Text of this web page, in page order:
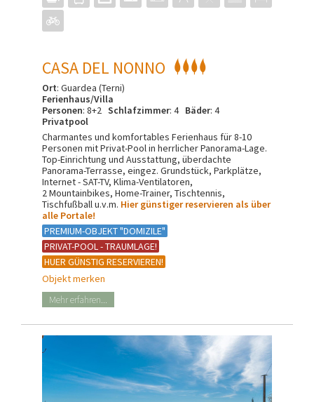
CASA DEL NONNO
Ort: Guardea (Terni)
Ferienhaus/Villa
Personen: 8+2 Schlafzimmer: 4 Bäder: 4
Privatpool
Charmantes und komfortables Ferienhaus für 8-10
Personen mit Privat-Pool in herrlicher Panorama-Lage.
Top-Einrichtung und Ausstattung, überdachte
Panorama-Terrasse, eingez. Grundstück, Parkplätze,
Internet - SAT-TV, Klima-Ventilatoren,
2 Mountainbikes, Home-Trainer, Tischtennis,
Tischfußball u.v.m. Hier günstiger reservieren als über
alle Portale!
PREMIUM-OBJEKT "DOMIZILE"
PRIVAT-POOL - TRAUMLAGE!
HUER GÜNSTIG RESERVIEREN!
Objekt merken
Mehr erfahren...